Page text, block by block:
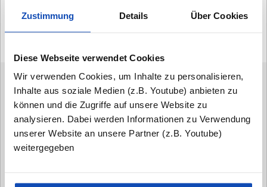
Zustimmung Details Über Cookies
Diese Webseite verwendet Cookies
Wir verwenden Cookies, um Inhalte zu personalisieren,
Inhalte aus soziale Medien (z.B. Youtube) anbieten zu
können und die Zugriffe auf unsere Website zu
analysieren. Dabei werden Informationen zu Verwendung
unserer Website an unsere Partner (z.B. Youtube)
weitergegeben
JETZT KONTAKT
AUFNEHMEN